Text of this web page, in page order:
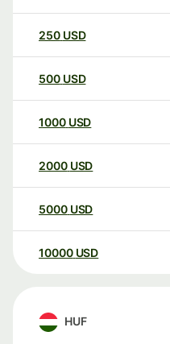
250 USD
500 USD
1000 USD
2000 USD
5000 USD
10000 USD
HUF